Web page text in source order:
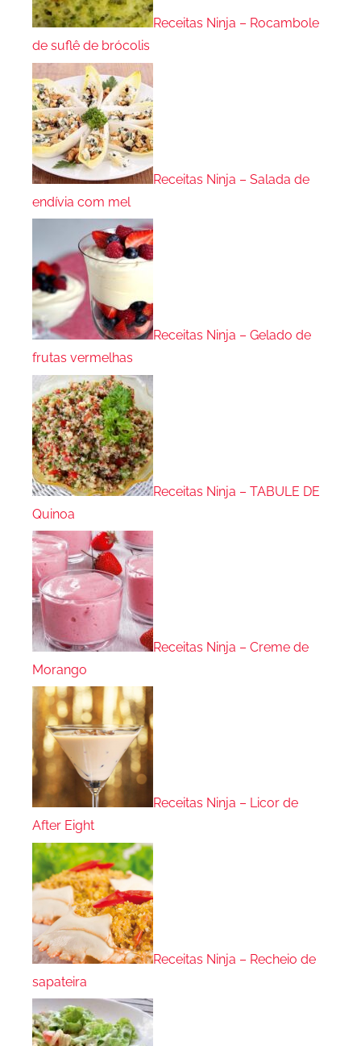
Receitas Ninja – Rocambole
de suflê de brócolis
Receitas Ninja – Salada de
endívia com mel
Receitas Ninja – Gelado de
frutas vermelhas
Receitas Ninja – TABULE DE
Quinoa
Receitas Ninja – Creme de
Morango
Receitas Ninja – Licor de
After Eight
Receitas Ninja – Recheio de
sapateira